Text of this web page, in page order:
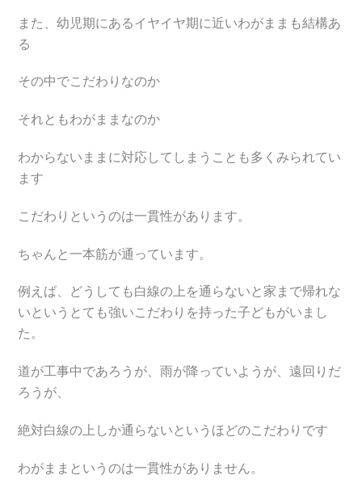
また、幼児期にあるイヤイヤ期に近いわがままも結構あ
る
その中でこだわりなのか
それともわがままなのか
わからないままに対応してしまうことも多くみられてい
ます
こだわりというのは一貫性があります。
ちゃんと一本筋が通っています。
例えば、どうしても白線の上を通らないと家まで帰れな
いというとても強いこだわりを持った子どもがいまし
た。
道が工事中であろうが、雨が降っていようが、遠回りだ
ろうが、
絶対白線の上しか通らないというほどのこだわりです
わがままというのは一貫性がありません。